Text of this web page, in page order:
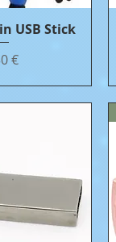
USB Stick
€